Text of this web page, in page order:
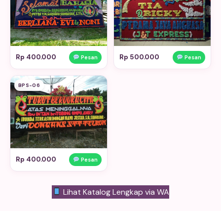
Rp 400.000 Pesan Rp 500.000 Pesan
BPS-06
Rp 400.000 Pesan
Lihat Katalog Lengkap via WA